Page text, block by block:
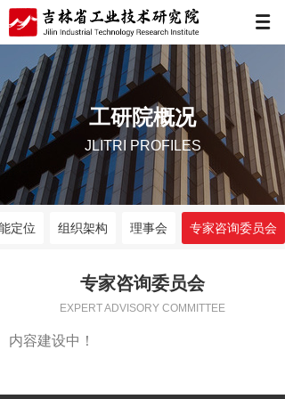
JLITRI PROFILES
工研院概况
定位 组织架构 理事会 专家咨询委员会
EXPERT ADVISORY COMMITTEE
专家咨询委员会
内容建设中！